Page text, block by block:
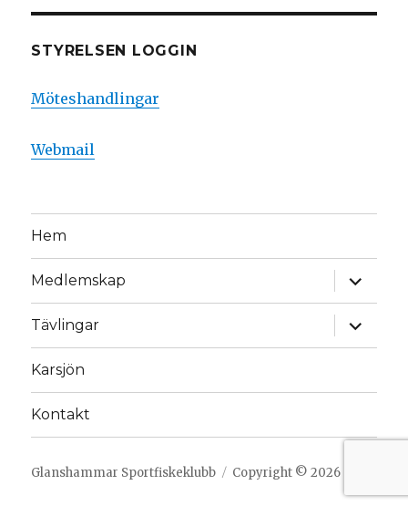
STYRELSEN LOGGIN
Möteshandlingar
Webmail
Hem
Medlemskap
Tävlingar
Karsjön
Kontakt
Glanshammar Sportfiskeklubb Copyright © 2026